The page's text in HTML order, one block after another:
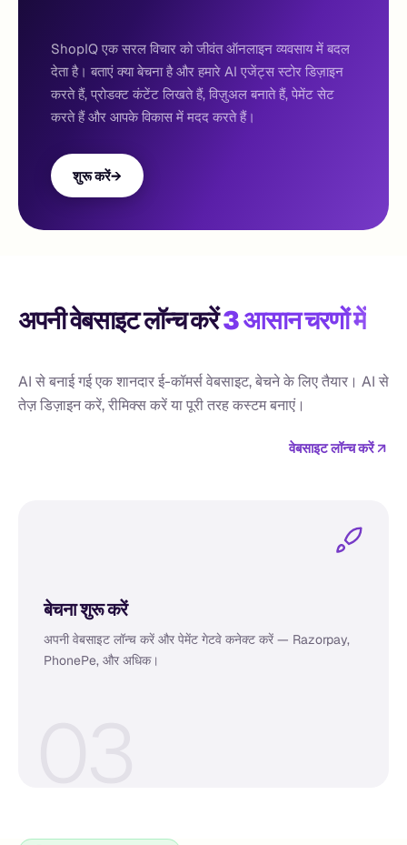
ShopIQ एक सरल विचार को जीवंत ऑनलाइन व्यवसाय में बदल
देता है। बताएं क्या बेचना है और हमारे AI एजेंट्स स्टोर डिज़ाइन
करते हैं, प्रोडक्ट कंटेंट लिखते हैं, विज़ुअल बनाते हैं, पेमेंट सेट
करते हैं और आपके विकास में मदद करते हैं।
शुरू करें→
अपनी वेबसाइट लॉन्च करें3 आसान चरणों में
AI से बनाई गई एक शानदार ई-कॉमर्स वेबसाइट, बेचने के लिए तैयार। AI से
तेज़ डिज़ाइन करें, रीमिक्स करें या पूरी तरह कस्टम बनाएं।
वेबसाइट लॉन्च करें
एक सरल
अपनी वेबसाइट देखें
मिनटों में अपनी वेबसाइट, प्रोडक्ट पेज और ब्रांड को जीवंत